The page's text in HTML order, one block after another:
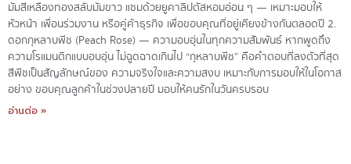
มัมสีเหลืองทองสลับมัมขาว แซมด้วยยูคาลิปตัสหอมอ่อน ๆ — เหมาะมอบให้
หัวหน้า เพื่อนร่วมงาน หรือคู่ค้าธุรกิจ เพื่อขอบคุณที่อยู่เคียงข้างกันตลอดปี 2.
ดอกกุหลาบพีช (Peach Rose) — ความอบอุ่นในทุกความสัมพันธ์ หากพูดถึง
ความโรแมนติกแบบอบอุ่น ไม่ฉูดฉาดเกินไป “กุหลาบพีช” คือคำตอบที่ลงตัวที่สุด
สีพีชเป็นสัญลักษณ์ของ ความจริงใจและความสงบ เหมาะกับการมอบให้ในโอกาส
อย่าง ขอบคุณลูกค้าในช่วงปลายปี มอบให้คนรักในวันครบรอบ
อ่านต่อ »